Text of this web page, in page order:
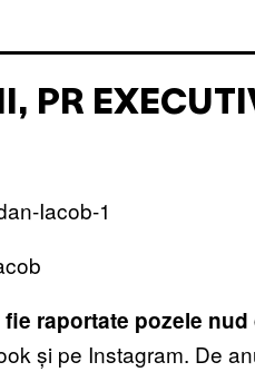
PR
raportate pozele
și pe Instagram. De